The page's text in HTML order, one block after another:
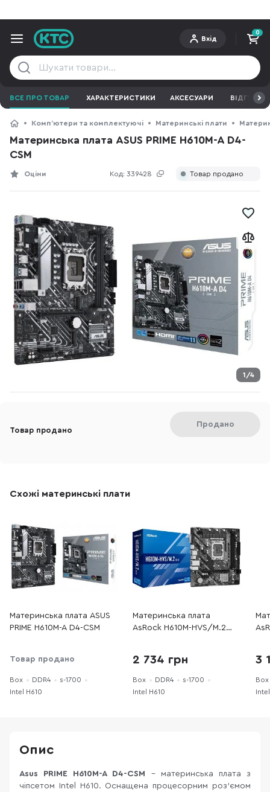
Вхід
0
ВСЕ ПРО ТОВАР ХАРАКТЕРИСТИКИ АКСЕСУАРИ ВІДГУКИ
Компʼютери та комплектуючі Материнські плати
Материнська плата ASUS PRIME H610M-A D4-
CSM
Код: 339428
Оціни Товар продано
1/4
Товар продано
Продано
Схожі материнські плати
Материнська плата ASUS
PRIME H610M-A D4-CSM
Товар продано
Box DDR4
s-1700
Intel H610
Материнська плата
AsRock H610M-HVS/M.2
2 734 грн
Box DDR4
s-1700
Intel H610
3
Box
Опис
Asus PRIME H610M-A D4-CSM
- материнська плата з
чіпсетом Intel H610. Оснащена процесорним роз'ємом